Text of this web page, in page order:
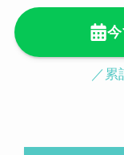
小路駅
から車
菊水駅
／豊水
の駅徒
／累